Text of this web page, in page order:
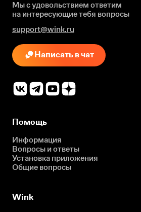
Мы с удовольствием ответим
на интересующиетебя вопросы
support@wink.ru
Написать в чат
Помощь
Информация
Вопросы и ответы
Установка приложения
Общие вопросы
Wink